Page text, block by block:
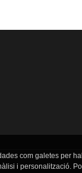
com galetes per
i personalització.